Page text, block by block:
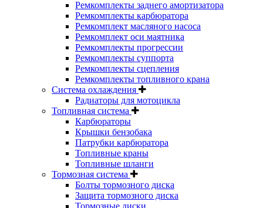
Ремкомплекты заднего амортизатора
Ремкомплекты карбюратора
Ремкомплект масляного насоса
Ремкомплект оси маятника
Ремкомплекты прогрессии
Ремкомплекты суппорта
Ремкомплекты сцепления
Ремкомплекты топливного крана
Система охлаждения
Радиаторы для мотоцикла
Топливная система
Карбюраторы
Крышки бензобака
Патрубки карбюратора
Топливные краны
Топливные шланги
Тормозная система
Болты тормозного диска
Защита тормозного диска